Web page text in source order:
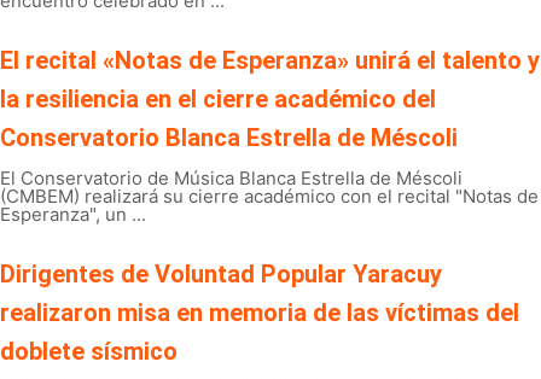
El recital «Notas de Esperanza» unirá el talento y
la resiliencia en el cierre académico del
Conservatorio Blanca Estrella de Méscoli
El Conservatorio de Música Blanca Estrella de Méscoli
(CMBEM) realizará su cierre académico con el recital "Notas de
Esperanza", un ...
Dirigentes de Voluntad Popular Yaracuy
realizaron misa en memoria de las víctimas del
doblete sísmico